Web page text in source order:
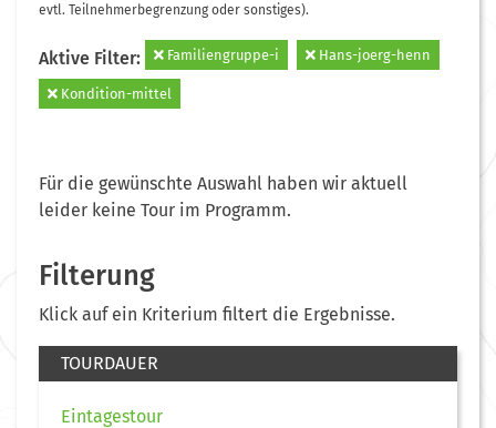
evtl. Teilnehmerbegrenzung oder sonstiges).
Aktive Filter: Familiengruppe-i Hans-joerg-henn
Kondition-mittel
Für die gewünschte Auswahl haben wir aktuell
leider keine Tour im Programm.
Filterung
Klick auf ein Kriterium filtert die Ergebnisse.
TOURDAUER
Eintagestour